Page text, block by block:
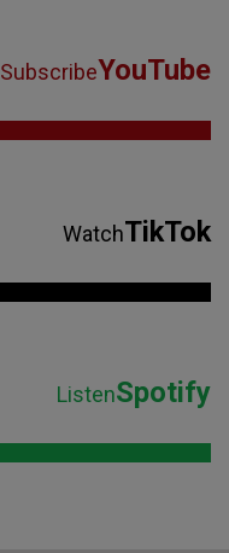
SubscribeYouTube
WatchTikTok
ListenSpotify